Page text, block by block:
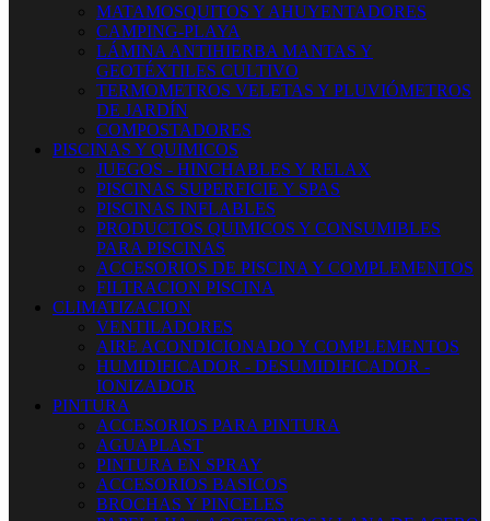
MATAMOSQUITOS Y AHUYENTADORES
CAMPING-PLAYA
LÁMINA ANTIHIERBA MANTAS Y
GEOTÉXTILES CULTIVO
TERMOMETROS VELETAS Y PLUVIÓMETROS
DE JARDÍN
COMPOSTADORES
PISCINAS Y QUIMICOS
JUEGOS - HINCHABLES Y RELAX
PISCINAS SUPERFICIE Y SPAS
PISCINAS INFLABLES
PRODUCTOS QUIMICOS Y CONSUMIBLES
PARA PISCINAS
ACCESORIOS DE PISCINA Y COMPLEMENTOS
FILTRACION PISCINA
CLIMATIZACION
VENTILADORES
AIRE ACONDICIONADO Y COMPLEMENTOS
HUMIDIFICADOR - DESUMIDIFICADOR -
IONIZADOR
PINTURA
ACCESORIOS PARA PINTURA
AGUAPLAST
PINTURA EN SPRAY
ACCESORIOS BASICOS
BROCHAS Y PINCELES